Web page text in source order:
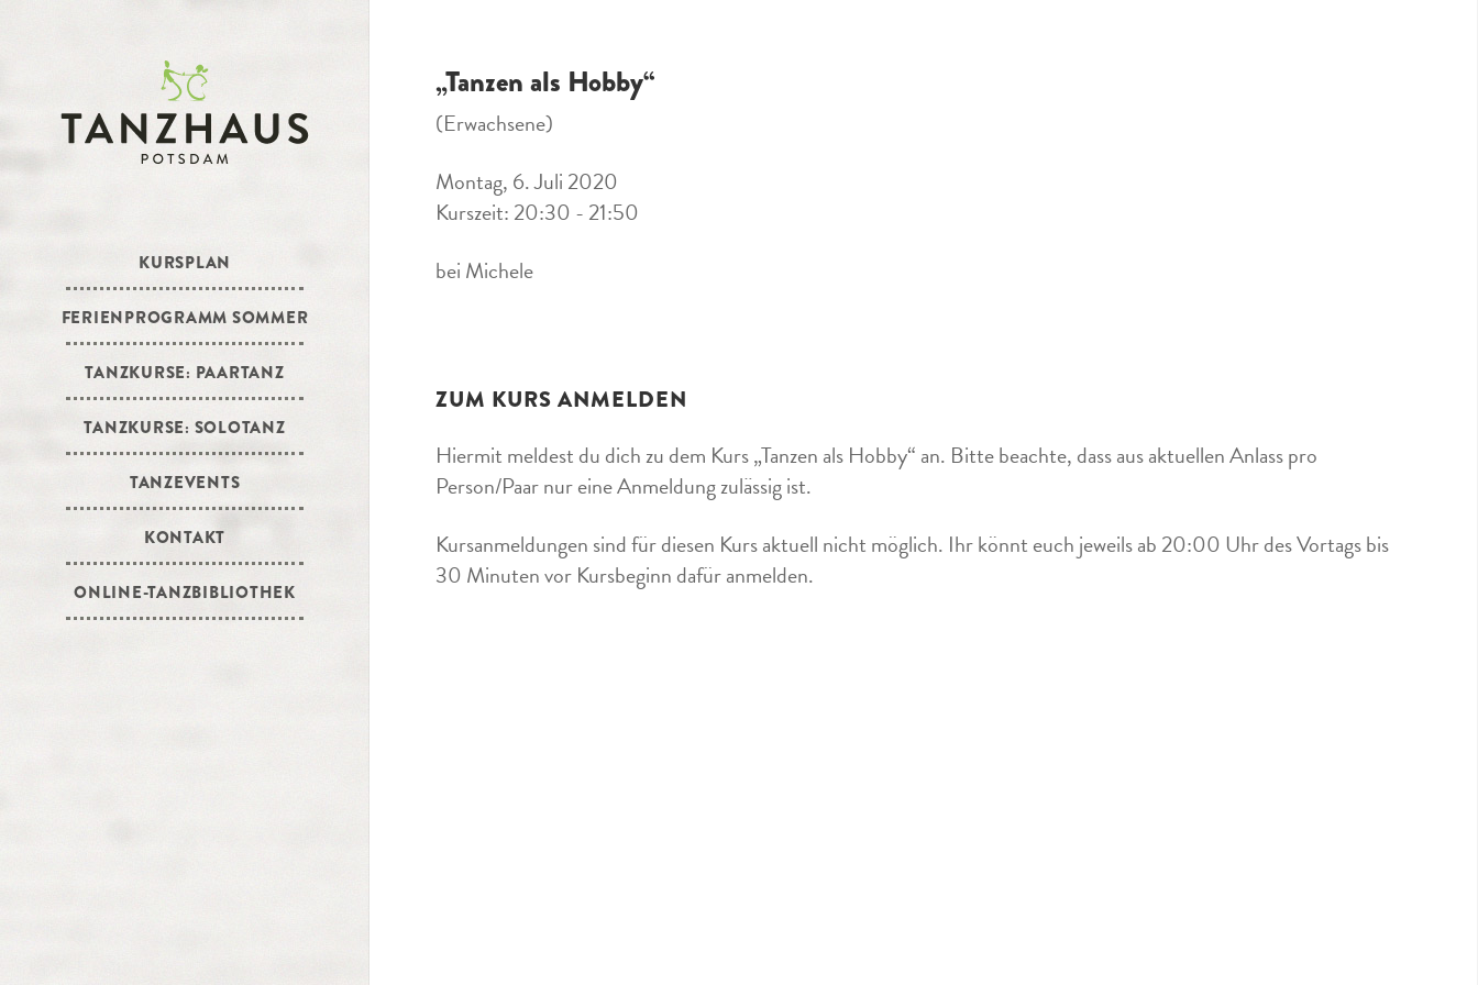
KURSPLAN
FERIENPROGRAMM SOMMER
TANZKURSE: PAARTANZ
TANZKURSE: SOLOTANZ
TANZEVENTS
KONTAKT
ONLINE-TANZBIBLIOTHEK
„Tanzen als Hobby“
(Erwachsene)
Montag, 6. Juli 2020
Kurszeit: 20:30 - 21:50
bei Michele
ZUM KURS ANMELDEN
Hiermit meldest du dich zu dem Kurs „Tanzen als Hobby“ an. Bitte beachte, dass aus aktuellen Anlass pro
Person/Paar nur eine Anmeldung zulässig ist.
Kursanmeldungen sind für diesen Kurs aktuell nicht möglich. Ihr könnt euch jeweils ab 20:00 Uhr des Vortags bis
30 Minuten vor Kursbeginn dafür anmelden.